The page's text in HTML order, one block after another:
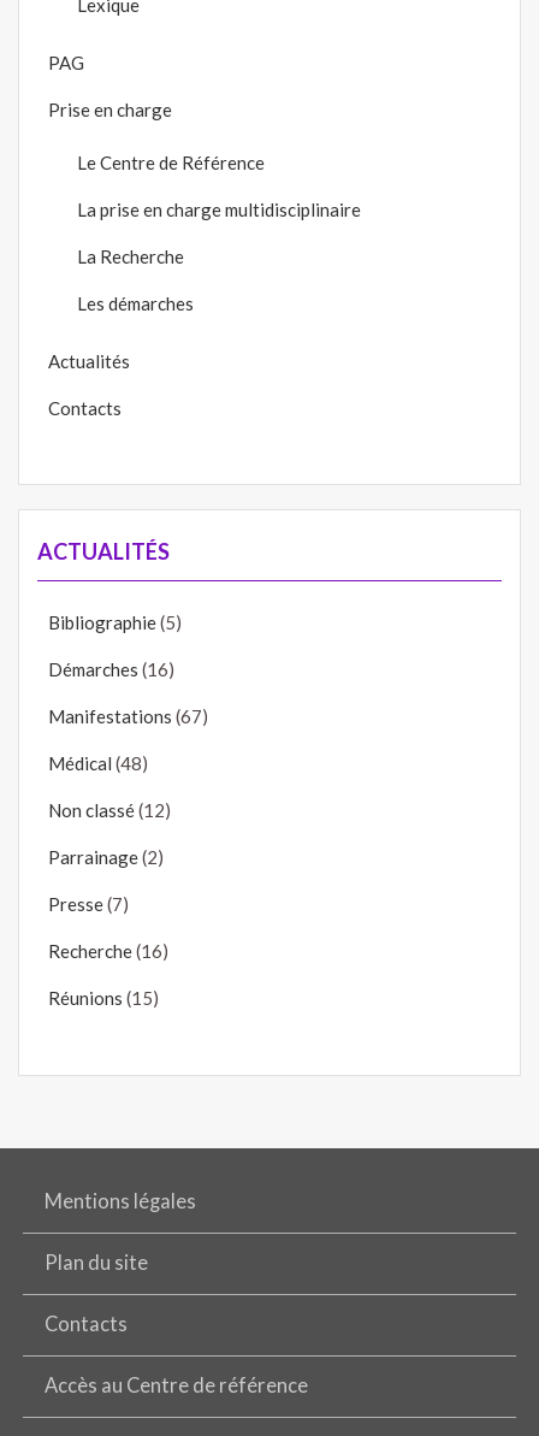
Lexique
PAG
Prise en charge
Le Centre de Référence
La prise en charge multidisciplinaire
La Recherche
Les démarches
Actualités
Contacts
ACTUALITÉS
Bibliographie(5)
Démarches (16)
Manifestations (67)
Médical (48)
Non classé(12)
Parrainage(2)
Presse(7)
Recherche(16)
Réunions (15)
Mentions légales
Plan du site
Contacts
Accès au Centre de référence